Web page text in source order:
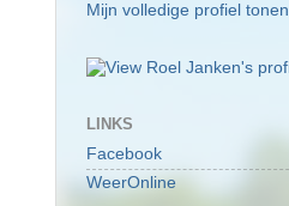
Mijn volledige profiel tonen
LINKS
Facebook
WeerOnline